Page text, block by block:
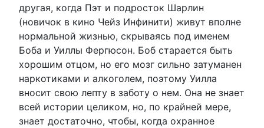
другая, когда Пэт и подросток Шарлин
(новичок в кино Чейз Инфинити) живут вполне
нормальной жизнью, скрываясь под именем
Боба и Уиллы Фергюсон. Боб старается быть
хорошим отцом, но его мозг сильно затуманен
наркотиками и алкоголем, поэтому Уилла
вносит свою лепту в заботу о нем. Она не знает
всей истории целиком, но, по крайней мере,
знает достаточно, чтобы, когда охранное